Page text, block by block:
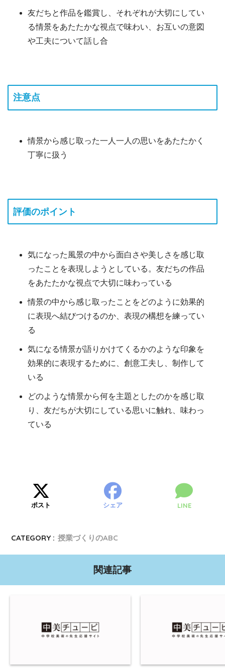
友だちと作品を鑑賞し、それぞれが大切にしてい
る情景をあたたかな視点で味わい、お互いの意図
や工夫について話し合
注意点
情景から感じ取った一人一人の思いをあたたかく
丁寧に扱う
評価のポイント
気になった風景の中から面白さや美しさを感じ取
ったことを表現しようとしている。友だちの作品
をあたたかな視点で大切に味わっている
情景の中から感じ取ったことをどのように効果的
に表現へ結びつけるのか、表現の構想を練ってい
る
気になる情景が語りかけてくるかのような印象を
効果的に表現するために、創意工夫し、制作して
いる
どのような情景から何を主題としたのかを感じ取
り、友だちが大切にしている思いに触れ、味わっ
ている
ポスト シェア LINE
CATEGORY : 授業づくりのABC
関連記事